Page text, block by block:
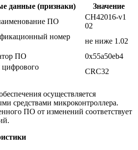
данные (признаки)
Значение
ПО
CH42016-v1
02
номер
не ниже 1.02
ПО
0x55a50eb4
CRC32
осуществляется
средствами микроконтроллера.
ПО от изменений соответствует